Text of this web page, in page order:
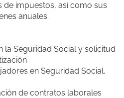
de impuestos, así como sus
anuales.
la Seguridad Social y solicitud
en Seguridad Social,
de contratos laborales